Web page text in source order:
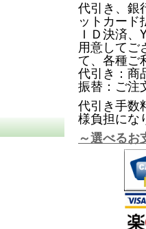
代引き、銀
ットカード
ＩＤ決済
用意してご
て、各種ご
代引き：商
振替：ご注
代引き手数
様負担にな
～選べるお